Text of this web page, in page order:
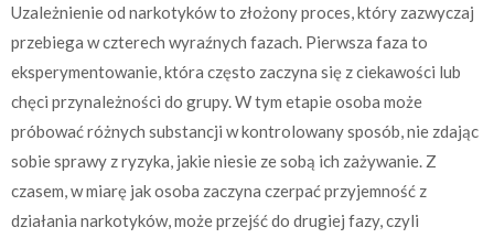
Uzależnienie od narkotyków to złożony proces, który zazwyczaj
przebiega w czterech wyraźnych fazach. Pierwsza faza to
eksperymentowanie, która często zaczyna się z ciekawości lub
chęci przynależności do grupy. W tym etapie osoba może
próbować różnych substancji w kontrolowany sposób, nie zdając
sobie sprawy z ryzyka, jakie niesie ze sobą ich zażywanie. Z
czasem, w miarę jak osoba zaczyna czerpać przyjemność z
działania narkotyków, może przejść do drugiej fazy, czyli